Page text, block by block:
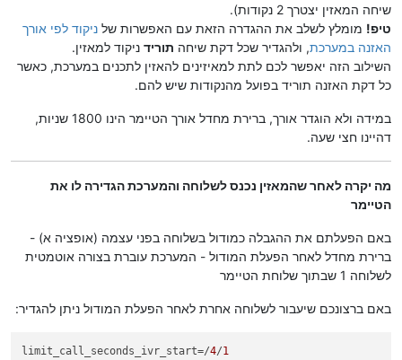
שיחה המאזין יצטרך 2 נקודות).
טיפ! מומלץ לשלב את ההגדרה הזאת עם האפשרות של ניקוד לפי אורך
האזנה במערכת, ולהגדיר שכל דקת שיחה תוריד ניקוד למאזין.
השילוב הזה יאפשר לכם לתת למאיזינים להאזין לתכנים במערכת, כאשר
כל דקת האזנה תוריד בפועל מהנקודות שיש להם.
במידה ולא הוגדר אורך, ברירת מחדל אורך הטיימר הינו 1800 שניות,
דהיינו חצי שעה.
מה יקרה לאחר שהמאזין נכנס לשלוחה והמערכת הגדירה לו את
הטיימר
באם הפעלתם את ההגבלה כמודול בשלוחה בפני עצמה (אופציה א) -
ברירת מחדל לאחר הפעלת המודול - המערכת עוברת בצורה אוטמטית
לשלוחה 1 שבתוך שלוחת הטיימר
באם ברצונכם שיעבור לשלוחה אחרת לאחר הפעלת המודול ניתן להגדיר:
limit_call_seconds_ivr_start=/4/1